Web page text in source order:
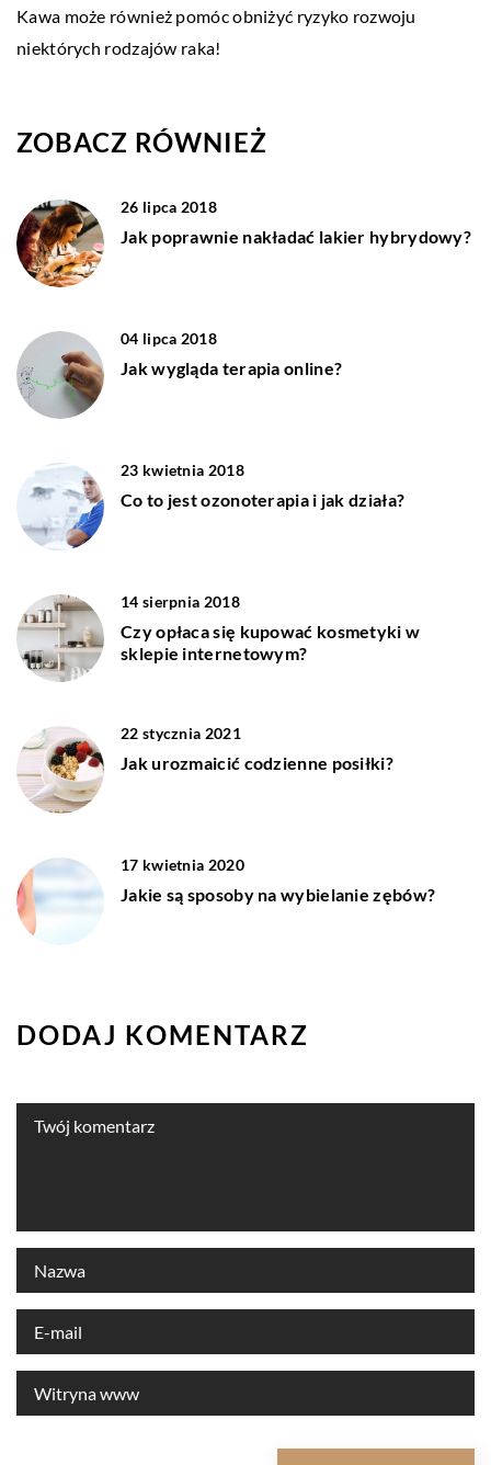
Kawa może również pomóc obniżyć ryzyko rozwoju
niektórych rodzajów raka!
ZOBACZ RÓWNIEŻ
26 lipca 2018
Jak poprawnie nakładać lakier hybrydowy?
04 lipca 2018
Jak wygląda terapia online?
23 kwietnia 2018
Co to jest ozonoterapia i jak działa?
14 sierpnia 2018
Czy opłaca się kupować kosmetyki w
sklepie internetowym?
22 stycznia 2021
Jak urozmaicić codzienne posiłki?
17 kwietnia 2020
Jakie są sposoby na wybielanie zębów?
DODAJ KOMENTARZ